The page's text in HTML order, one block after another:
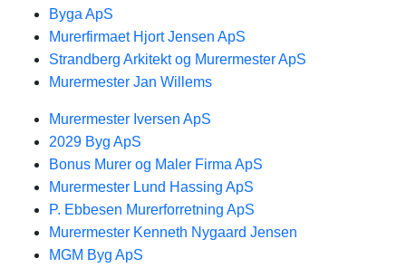
Byga ApS
Murerfirmaet Hjort Jensen ApS
Strandberg Arkitekt og Murermester ApS
Murermester Jan Willems
Murermester Iversen ApS
2029 Byg ApS
Bonus Murer og Maler Firma ApS
Murermester Lund Hassing ApS
P. Ebbesen Murerforretning ApS
Murermester Kenneth Nygaard Jensen
MGM Byg ApS